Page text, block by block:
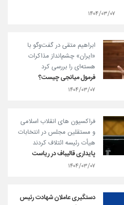
۱۴۰۴/۰۳/۰۷
ابراهیم متقی در گفت‌وگو با
«ایران» چشم‌انداز مذاکرات
هسته‌ای را بررسی کرد
فرمول میانجی چیست؟
۱۴۰۴/۰۳/۰۷
فراکسیون های انقلاب اسلامی
و مستقلین مجلس در انتخابات
هیأت رئیسه ائتلاف کردند
پایداری قالیباف در ریاست
۱۴۰۴/۰۳/۰۷
دستگیری عاملان شهادت رئیس